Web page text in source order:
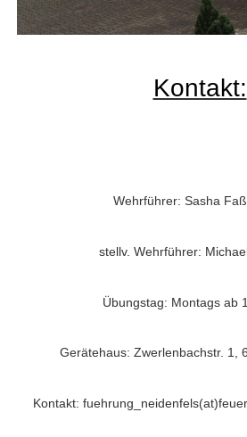
Kontakt:
Wehrführer: Sasha
stellv. Wehrführer:
Übungstag: Montags ab
Gerätehaus: Zwerlenbachstr. 1,
Kontakt: